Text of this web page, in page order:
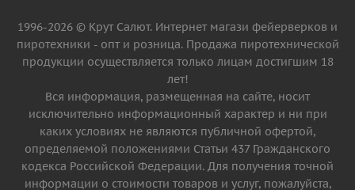
1996-2026 © Крут Салют. Интернет магази фейерверков и
пиротехники - опт и розница. Продажа пиротехнической
продукции осуществляется только лицам достигшим 18
лет!
Вся информация, размещенная на сайте, носит
исключительно информационный характер и ни при
каких условиях не являются публичной офертой,
определяемой положениями Статьи 437 Гражданского
кодекса Российской Федерации. Для получения точной
информации о стоимости товаров и услуг, пожалуйста,